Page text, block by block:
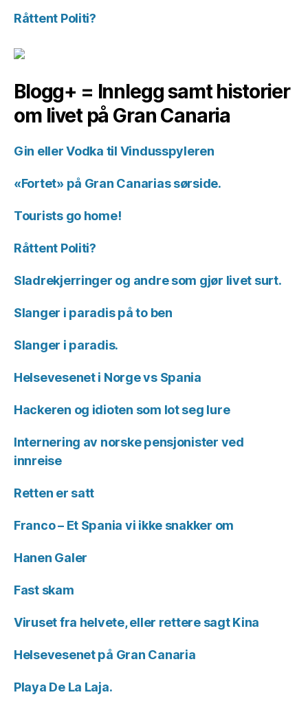
Råttent Politi?
Blogg+ = Innlegg samt historier
om livet på Gran Canaria
Gin eller Vodka til Vindusspyleren
«Fortet» på Gran Canarias sørside.
Tourists go home!
Råttent Politi?
Sladrekjerringer og andre som gjør livet surt.
Slanger i paradis på to ben
Slanger i paradis.
Helsevesenet i Norge vs Spania
Hackeren og idioten som lot seg lure
Internering av norske pensjonister ved
innreise
Retten er satt
Franco – Et Spania vi ikke snakker om
Hanen Galer
Fast skam
Viruset fra helvete, eller rettere sagt Kina
Helsevesenet på Gran Canaria
Playa De La Laja.